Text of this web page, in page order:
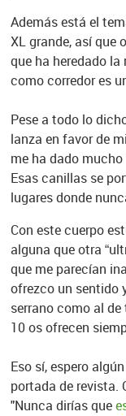
Además está el
XL grande, así que
que ha heredado la
como corredor es
Pese a todo lo
lanza en favor de
me ha dado
Esas canillas se
lugares donde
Con este cuerpo
alguna que otra
que me parecían
ofrezco un sentido
serrano como al
10 os ofrecen
Eso sí, espero
portada de revista.
"Nunca dirías que